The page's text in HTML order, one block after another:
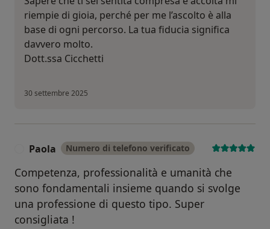
riempie di gioia, perché per me l’ascolto è alla
base di ogni percorso. La tua fiducia significa
davvero molto.
Dott.ssa Cicchetti
30 settembre 2025
Paola Numero di telefono verificato
Competenza, professionalità e umanità che
sono fondamentali insieme quando si svolge
una professione di questo tipo. Super
consigliata !